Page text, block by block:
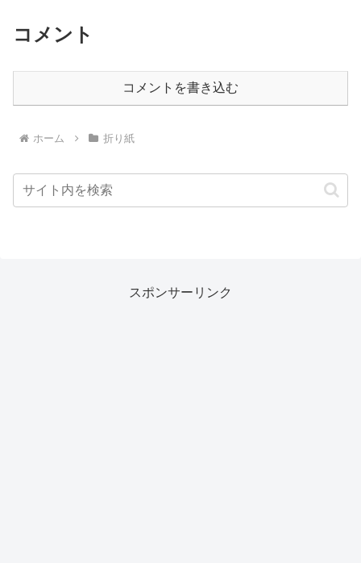
コメント
コメントを書き込む
ホーム 折り紙
スポンサーリンク